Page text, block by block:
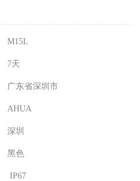
M15L
7天
广东省深圳市
AHUA
深圳
黑色
IP67